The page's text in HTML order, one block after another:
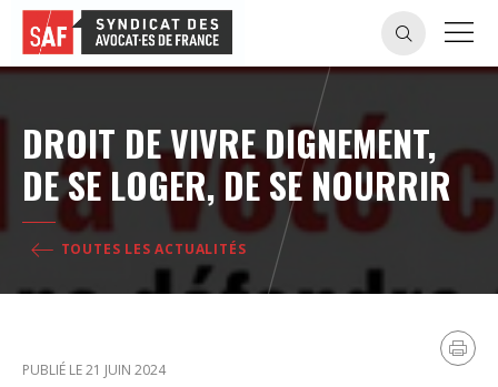
DROIT DE VIVRE DIGNEMENT,
DE SE LOGER, DE SE NOURRIR
TOUTES LES ACTUALITÉS
PUBLIÉ LE 21 JUIN 2024